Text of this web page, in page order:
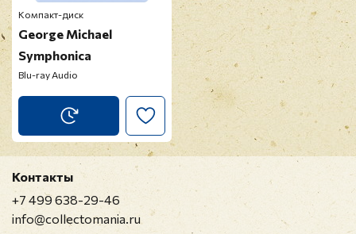
Компакт-диск
George Michael
Symphonica
Blu-ray Audio
Контакты
+7 499 638-29-46
info@collectomania.ru